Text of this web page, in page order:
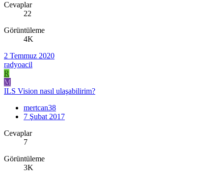
Cevaplar
22
Görüntüleme
4K
2 Temmuz 2020
radyoacil
R
M
ILS Vision nasıl ulaşabilirim?
mertcan38
7 Şubat 2017
Cevaplar
7
Görüntüleme
3K